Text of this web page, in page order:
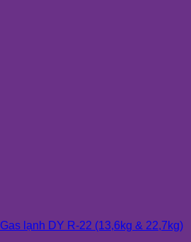
Gas lạnh DY R-22 (13,6kg & 22,7kg)